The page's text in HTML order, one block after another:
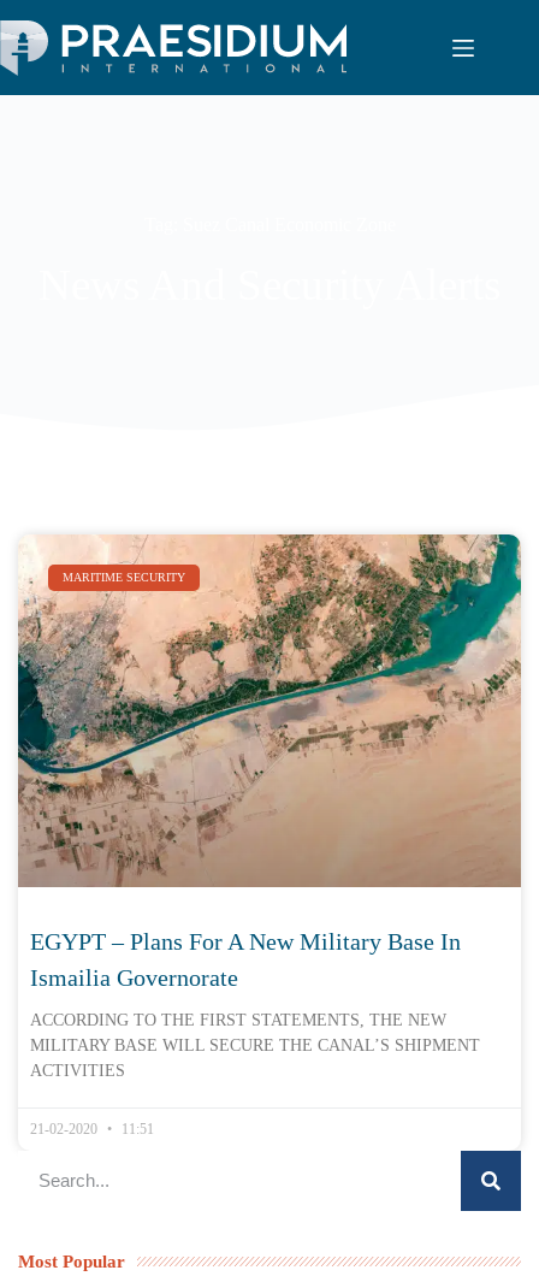
MARITIME SECURITY
EGYPT – Plans For A New Military Base In
Ismailia Governorate
ACCORDING TO THE FIRST STATEMENTS, THE NEW
MILITARY BASE WILL SECURE THE CANAL’S SHIPMENT
ACTIVITIES
21-02-2020 11:51
Most Popular